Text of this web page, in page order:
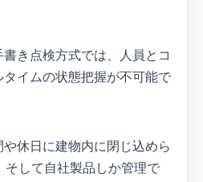
き点検方式では、人員とコ
イムの状態把握が不可能で
休日に建物内に閉じ込めら
そして自社製品しか管理で